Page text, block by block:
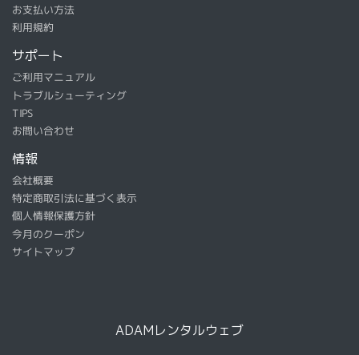
お支払い方法
利用規約
サポート
ご利用マニュアル
トラブルシューティング
TIPS
お問い合わせ
情報
会社概要
特定商取引法に基づく表示
個人情報保護方針
今月のクーポン
サイトマップ
ADAMレンタルウェブ